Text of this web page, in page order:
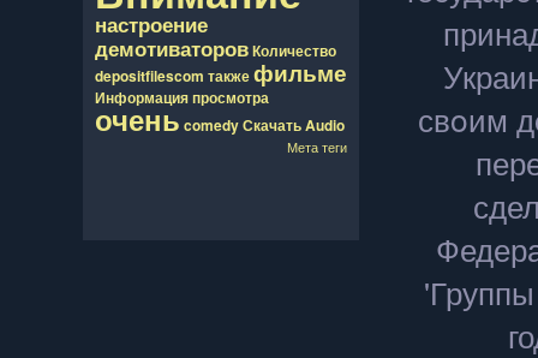
настроение
демотиваторовКоличество
depositfilescom такжефильме
Информацияпросмотра
очень comedyСкачатьAudio
Мета теги
свοим